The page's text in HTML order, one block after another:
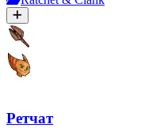
Ретчат